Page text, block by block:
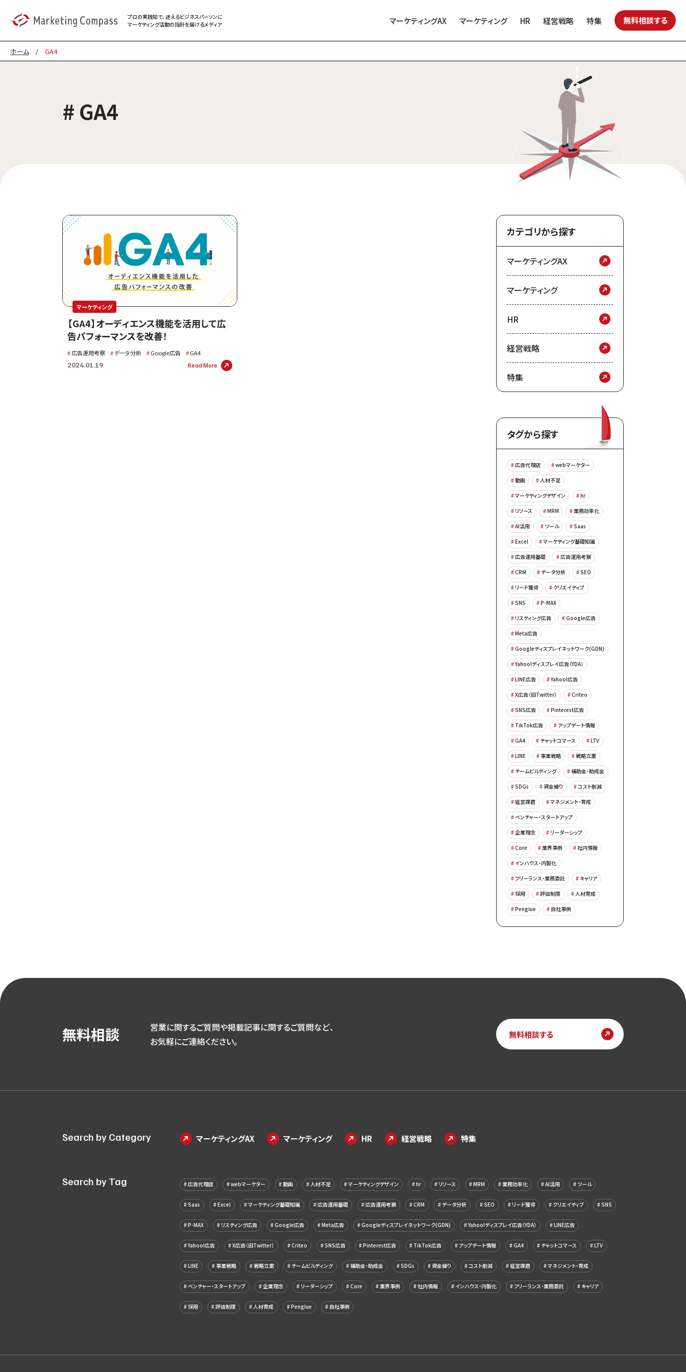
プロの実践知で、迷えるビジネスパーソンに
マーケティング活動の指針を届けるメディア マーケティングAX マーケティング HR 経営戦略 特集 無料相談する
ホーム / GA4
# GA4
マーケティング
【GA4】オーディエンス機能を活用して広
告パフォーマンスを改善！
広告運用考察 データ分析 Google広告 GA4
2024.01.19 Read More
カテゴリから探す
マーケティングAX
マーケティング
HR
経営戦略
特集
タグから探す
広告代理店
webマーケター
動画
人材不足
マーケティングデザイン
hr
リソース
MRM
業務効率化
AI活用
ツール
Saas
Excel
マーケティング基礎知識
広告運用基礎
広告運用考察
CRM
データ分析
SEO
リード獲得
クリエイティブ
SNS
P-MAX
リスティング広告
Google広告
Meta広告
Googleディスプレイネットワーク(GDN)
Yahoo!ディスプレイ広告（YDA）
LINE広告
Yahoo!広告
X広告（旧Twitter）
Criteo
SNS広告
Pinterest広告
TikTok広告
アップデート情報
GA4
チャットコマース
LTV
LINE
事業戦略
戦略立案
チームビルディング
補助金・助成金
SDGs
資金繰り
コスト削減
経営課題
マネジメント・育成
ベンチャー・スタートアップ
企業理念
リーダーシップ
Core
業界事例
社内情報
インハウス・内製化
フリーランス・業務委託
キャリア
採用
評価制度
人材育成
Penglue
自社事例
無料相談
営業に関するご質問や掲載記事に関するご質問など、
お気軽にご連絡ください。
無料相談する
Search by Category マーケティングAX マーケティング HR 経営戦略 特集
Search by Tag 広告代理店 webマーケター 動画 人材不足 マーケティングデザイン hr リソース MRM 業務効率化 AI活用 ツール
Saas Excel マーケティング基礎知識 広告運用基礎 広告運用考察 CRM データ分析 SEO リード獲得 クリエイティブ SNS
P-MAX リスティング広告 Google広告 Meta広告 Googleディスプレイネットワーク(GDN) Yahoo!ディスプレイ広告（YDA） LINE広告
Yahoo!広告 X広告（旧Twitter） Criteo SNS広告 Pinterest広告 TikTok広告 アップデート情報 GA4 チャットコマース LTV
LINE 事業戦略 戦略立案 チームビルディング 補助金・助成金 SDGs 資金繰り コスト削減 経営課題 マネジメント・育成
ベンチャー・スタートアップ 企業理念 リーダーシップ Core 業界事例 社内情報 インハウス・内製化 フリーランス・業務委託 キャリア
採用 評価制度 人材育成 Penglue 自社事例